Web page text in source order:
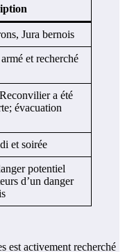
Jura bernois
et recherché
a été
évacuation
et soirée
potentiel
d’un danger
est activement recherché